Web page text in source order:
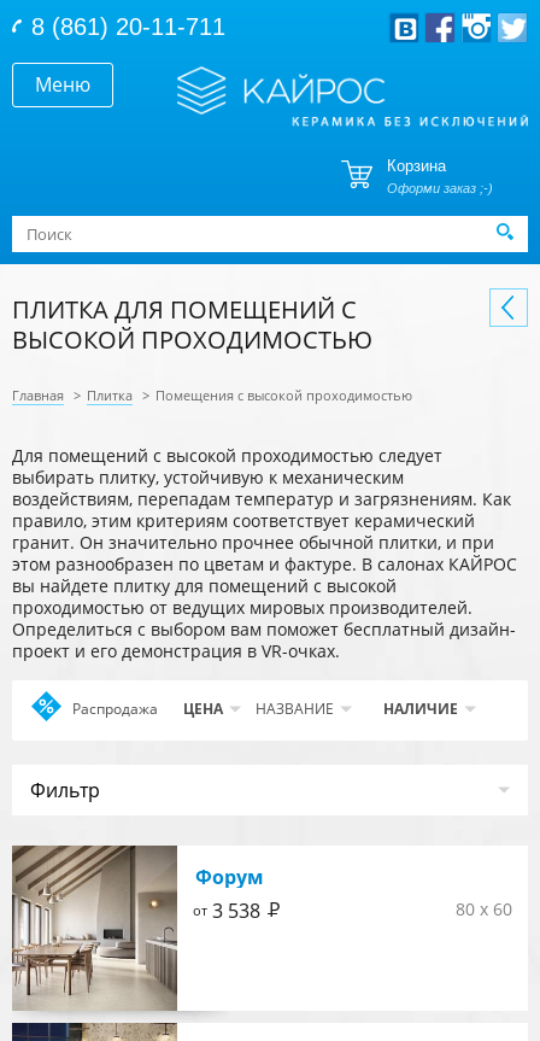
Меню
8 (861) 20-11-711
Корзина
Оформи заказ ;-)
Форма поиска
Поиск
ПЛИТКА ДЛЯ ПОМЕЩЕНИЙ С
ВЫСОКОЙ ПРОХОДИМОСТЬЮ
Главная > Плитка > Помещения с высокой проходимостью
Для помещений с высокой проходимостью следует
выбирать плитку, устойчивую к механическим
воздействиям, перепадам температур и загрязнениям. Как
правило, этим критериям соответствует керамический
гранит. Он значительно прочнее обычной плитки, и при
этом разнообразен по цветам и фактуре. В салонах КАЙРОС
вы найдете плитку для помещений с высокой
проходимостью от ведущих мировых производителей.
Определиться с выбором вам поможет бесплатный дизайн-
проект и его демонстрация в VR-очках.
Распродажа ApplyЦЕНА НАЗВАНИЕ НАЛИЧИЕ
Фильтр
Форум
80 x 60
от3 538 Р